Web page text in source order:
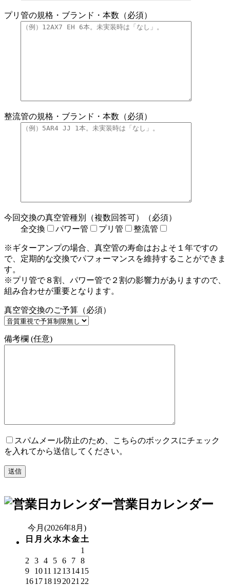
プリ管の規格・ブランド・本数（必須）
整流管の規格・ブランド・本数（必須）
今回交換の真空管種別（複数回答可）（必須）
全交換
パワー管 プリ管 整流管
※ギターアンプの場合、真空管の寿命はおよそ１年ですの
で、定期的な交換でパフォーマンスを維持することができま
す。
※プリ管で８割、パワー管で２割の影響力がありますので、
組み合わせが重要となります。
真空管交換のご予算（必須）
備考欄 (任意)
スパムメール防止のため、こちらのボックスにチェック
を入れてから送信してください。
営業日カレンダー
今月(2026年8月)
日 月 火 水木金土
1
2
3 4 5 6 7 8
9
1011 12 131415
161718192021 22